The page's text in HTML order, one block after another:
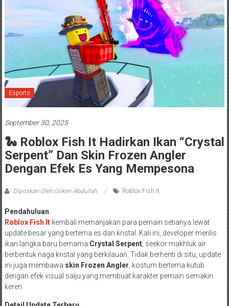
Esports
September 30, 2025
🐍 Roblox Fish It Hadirkan Ikan “Crystal
Serpent” Dan Skin Frozen Angler
Dengan Efek Es Yang Mempesona
Diposkan Oleh:Goken Abdullah Roblox Fish It
Pendahuluan
Roblox Fish Itkembali memanjakan para pemain setianya lewat
update besar yang bertema es dan kristal. Kali ini, developer merilis
ikan langka baru bernama Crystal Serpent, seekor makhluk air
berbentuk naga kristal yang berkilauan. Tidak berhenti di situ, update
ini juga membawa skin Frozen Angler, kostum bertema kutub
dengan efek visual salju yang membuat karakter pemain semakin
keren.